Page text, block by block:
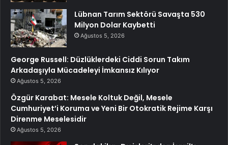
Lübnan Tarım Sektörü Savaşta 530
Milyon Dolar Kaybetti
Ağustos 5, 2026
George Russell: Düzlüklerdeki Ciddi Sorun Takım
Arkadaşıyla Mücadeleyi İmkansız Kılıyor
Ağustos 5, 2026
Özgür Karabat: Mesele Koltuk Değil, Mesele
Cumhuriyet’i Koruma ve Yeni Bir Otokratik Rejime Karşı
Direnme Meselesidir
Ağustos 5, 2026